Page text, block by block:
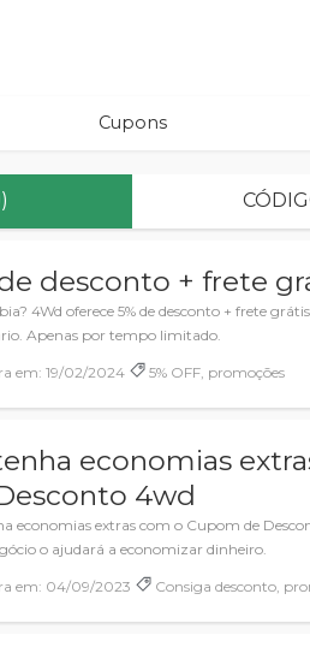
Cupons
desconto + frete
4Wd oferece 5% de desconto + frete
Apenas por tempo limitado.
em: 19/02/2024 5% OFF, promoções
economias
4wd
economias extras com o Cupom de
o ajudará a economizar dinheiro.
em: 04/09/2023 Consiga desconto,